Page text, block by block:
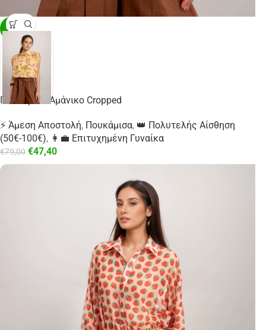
-40%
Πουκάμισο Αμάνικο Cropped
⚡ Άμεση Αποστολή, Πουκάμισα, 👑 Πολυτελής Αίσθηση
(50€-100€), 👩‍💼 Επιτυχημένη Γυναίκα
€79,00 €47,40